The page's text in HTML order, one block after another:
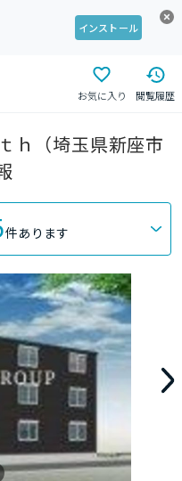
インストール
お気に入り 閲覧履歴
ｈ（埼玉県新座市
件あります